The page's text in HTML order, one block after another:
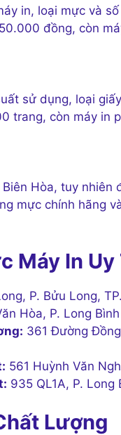
in, loại mực và
đồng, còn
sử dụng, loại
trang, còn máy in
Hòa, tuy
mực chính hãng
Máy In Uy
P. Bửu Long,
Hòa, P. Long
361 Đường
561 Huỳnh Văn
935 QL1A, P. Long
Lượng